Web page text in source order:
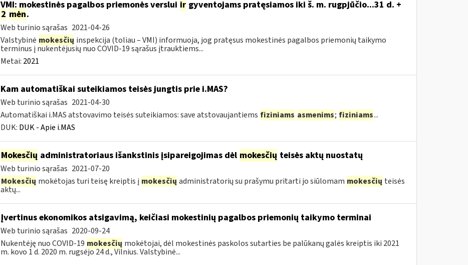
VMI: mokestinės pagalbos priemonės verslui irgyventojams pratęsiamos iki š. m. rugpjūčio...31 d. +
2 mėn.
Web turinio sąrašas 2021-04-26
Valstybinė mokesčių inspekcija (toliau – VMI) informuoja, jog pratęsus mokestinės pagalbos priemonių taikymo
terminus į nukentėjusių nuo COVID-19 sąrašus įtrauktiems...
Metai: 2021
Kam automatiškai suteikiamos teisės jungtis prie i.MAS?
Web turinio sąrašas 2021-04-30
Automatiškai i.MAS atstovavimo teisės suteikiamos: save atstovaujantiems fiziniams asmenims; fiziniams...
DUK: DUK - Apie i.MAS
Mokesčių administratoriaus išankstinis įsipareigojimas dėl mokesčių teisės aktų nuostatų
Web turinio sąrašas 2021-07-20
Mokesčių mokėtojas turi teisę kreiptis į mokesčių administratorių su prašymu pritarti jo siūlomam mokesčių teisės
aktų...
Įvertinus ekonomikos atsigavimą, keičiasi mokestinių pagalbos priemonių taikymo terminai
Web turinio sąrašas 2020-09-24
Nukentėję nuo COVID-19 mokesčių mokėtojai, dėl mokestinės paskolos sutarties be palūkanų galės kreiptis iki 2021
m. kovo 1 d. 2020 m. rugsėjo 24 d., Vilnius. Valstybinė...